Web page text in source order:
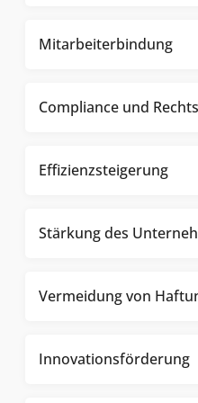
Mitarbeiterbindung
Compliance und
Effizienzsteigerung
Stärkung des
Vermeidung von
Innovations­förderung